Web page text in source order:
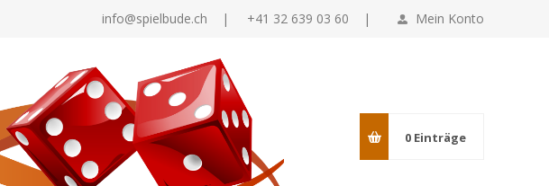
Mein Konto
info@spielbude.ch | +41 32 639 03 60 |
0 Einträge